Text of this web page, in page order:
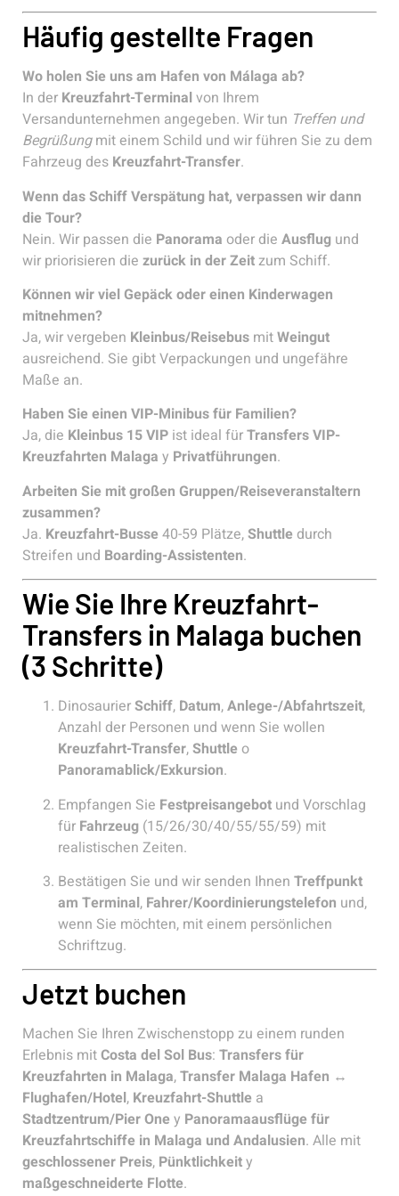
Häufig gestellte Fragen
Wo holen Sie uns am Hafen von Málaga ab?
In der Kreuzfahrt-Terminalvon Ihrem
Versandunternehmen angegeben. Wir tun Treffen und
Begrüßungmit einem Schild und wir führen Sie zu dem
Fahrzeug des Kreuzfahrt-Transfer.
Wenn das Schiff Verspätung hat, verpassen wir dann
die Tour?
Nein. Wir passen die Panorama oder die Ausflug und
wir priorisieren die zurück in der Zeitzum Schiff.
Können wir viel Gepäck oder einen Kinderwagen
mitnehmen?
Ja, wir vergeben Kleinbus/Reisebus mitWeingut
ausreichend. Sie gibt Verpackungen und ungefähre
Maße an.
Haben Sie einen VIP-Minibus für Familien?
Ja, die Kleinbus 15 VIP ist ideal fürTransfers VIP-
Kreuzfahrten Malaga y Privatführungen.
Arbeiten Sie mit großen Gruppen/Reiseveranstaltern
zusammen?
Ja. Kreuzfahrt-Busse 40-59 Plätze,Shuttle durch
Streifen und Boarding-Assistenten.
Wie Sie Ihre Kreuzfahrt-
Transfers in Malaga buchen
(3 Schritte)
DinosaurierSchiff, Datum,Anlege-/Abfahrtszeit,
Anzahl der Personen und wenn Sie wollen
Kreuzfahrt-Transfer,Shuttle o
Panoramablick/Exkursion.
Empfangen Sie Festpreisangebot und Vorschlag
für Fahrzeug (15/26/30/40/55/55/59) mit
realistischen Zeiten.
Bestätigen Sie und wir senden Ihnen Treffpunkt
am Terminal, Fahrer/Koordinierungstelefon und,
wenn Sie möchten, mit einem persönlichen
Schriftzug.
Jetzt buchen
Machen Sie Ihren Zwischenstopp zu einem runden
Erlebnis mitCosta del Sol Bus: Transfers für
Kreuzfahrten in Malaga,Transfer Malaga Hafen ↔
Flughafen/Hotel, Kreuzfahrt-Shuttle a
Stadtzentrum/Pier One y Panoramaausflüge für
Kreuzfahrtschiffe in Malaga und Andalusien. Alle mit
geschlossener Preis, Pünktlichkeity
maßgeschneiderte Flotte.